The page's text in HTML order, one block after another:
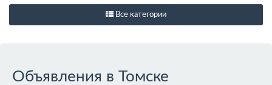
Все категории
Объявления в Томске